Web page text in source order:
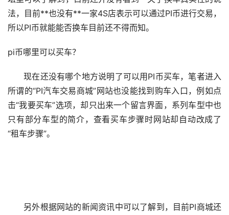
法，目前**也没有**一家4S店表示可以通过PI币进行交易，
所以PI币就能能否换车目前还不得而知。
pi币哪里可以买车？
现在还没有哪个地方说明了可以用PI币买车，笔者进入
所谓的“PI汽车交易商城”网站也没能找到购车入口，例如点
击“我要买车”选项，却只出来一个留言界面，系列车型中也
只有部分车型的简介，查看买车步骤时网站却自动改成了
“租车步骤”。
另外根据网站的新闻资讯中可以了解到，目前PI商城还